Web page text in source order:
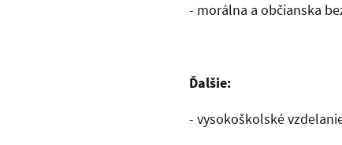
- morálna a občianska
Ďalšie:
- vysokoškolské